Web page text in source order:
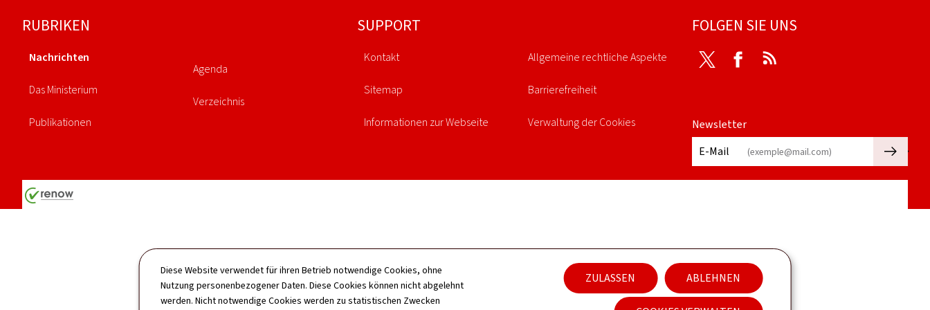
Diese Website verwendet für ihren Betrieb notwendige Cookies, ohne
Nutzung personenbezogener Daten. Diese Cookies können nicht abgelehnt
werden. Nicht notwendige Cookies werden zu statistischen Zwecken
ZULASSEN ABLEHNEN
Footer
RUBRIKEN
Nachrichten
Das Ministerium
Publikationen
Agenda
Verzeichnis
SUPPORT
Kontakt
Sitemap
Informationen zur Webseite
Allgemeine rechtliche Aspekte
Barrierefreiheit
Verwaltung der Cookies
FOLGEN SIE UNS
Twitter Facebook
Newsletter
E-Mail
🡒